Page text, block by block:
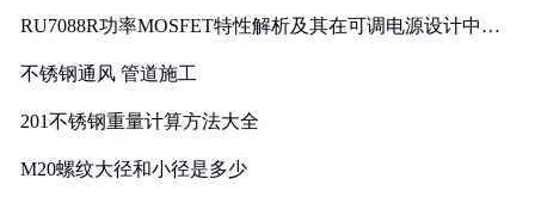
RU7088R功率MOSFET特性解析及其在可调电源设计中的
不锈钢通风 管道施工
201不锈钢重量计算方法大全
M20螺纹大径和小径是多少